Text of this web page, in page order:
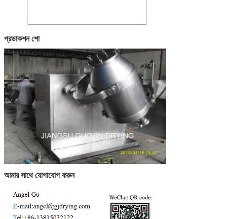
প্রডাকশন শো
আমার সাথে যোগাযোগ করুন